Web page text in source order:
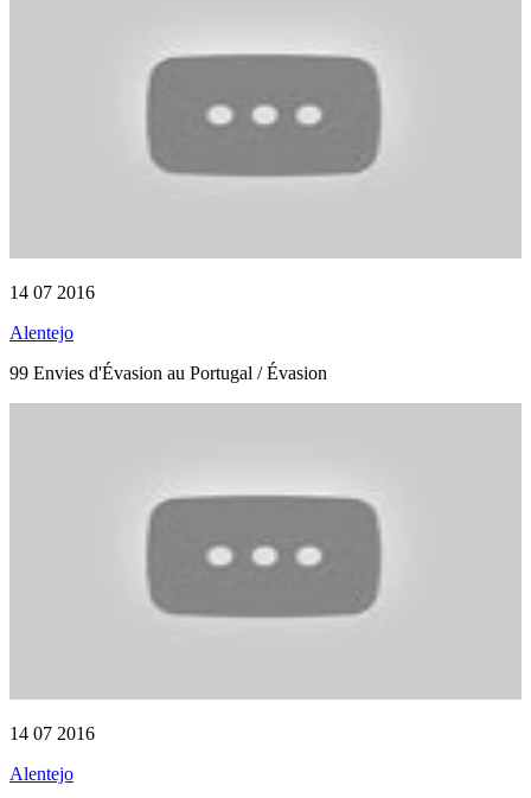
14 07 2016
Alentejo
99 Envies d'Évasion au Portugal / Évasion
14 07 2016
Alentejo